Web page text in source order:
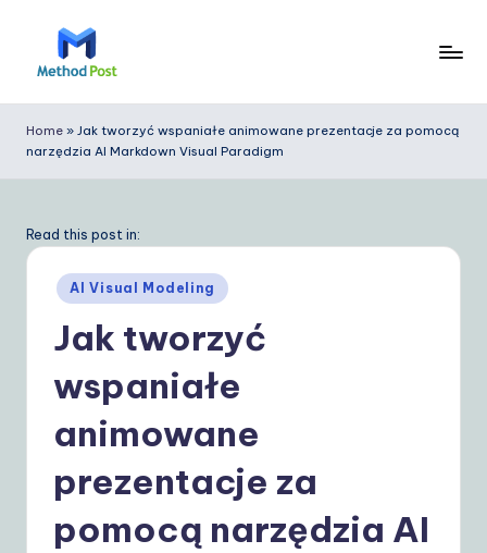
e
t
o
Home » Jak tworzyć wspaniałe animowane prezentacje za pomocą
narzędzia AI Markdown Visual Paradigm
Read this post in:
Posted
in
AI Visual Modeling
Jak tworzyć
wspaniałe
animowane
prezentacje za
pomocą narzędzia AI